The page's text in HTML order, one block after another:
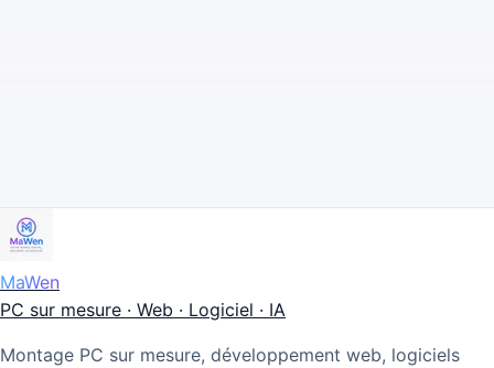
MaWen
PC sur mesure · Web · Logiciel · IA
Montage PC sur mesure, développement web, logiciels